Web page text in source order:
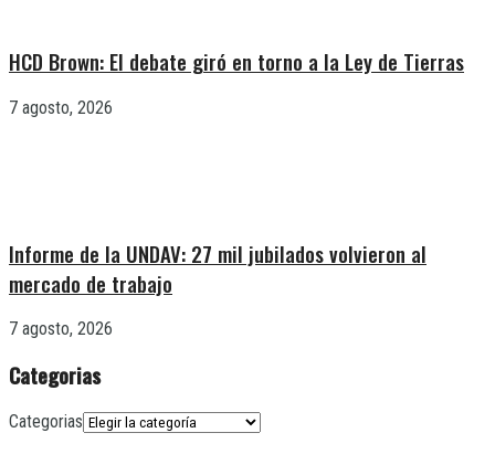
HCD Brown: El debate giró en torno a la Ley de Tierras
7 agosto, 2026
Informe de la UNDAV: 27 mil jubilados volvieron al
mercado de trabajo
7 agosto, 2026
Categorias
Categorias